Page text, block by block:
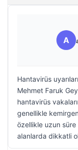
A
Hantavirüs
Mehmet Faruk
hantavirüs
genellikle
özellikle uzun
alanlarda dikkatli